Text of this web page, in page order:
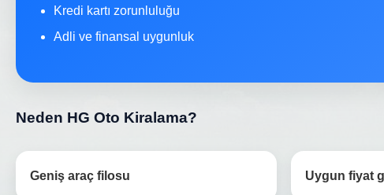
Kredi kartı zorunluluğu
Adli ve finansal uygunluk
Neden HG Oto Kiralama?
Geniş araç filosu Uygun fiyat